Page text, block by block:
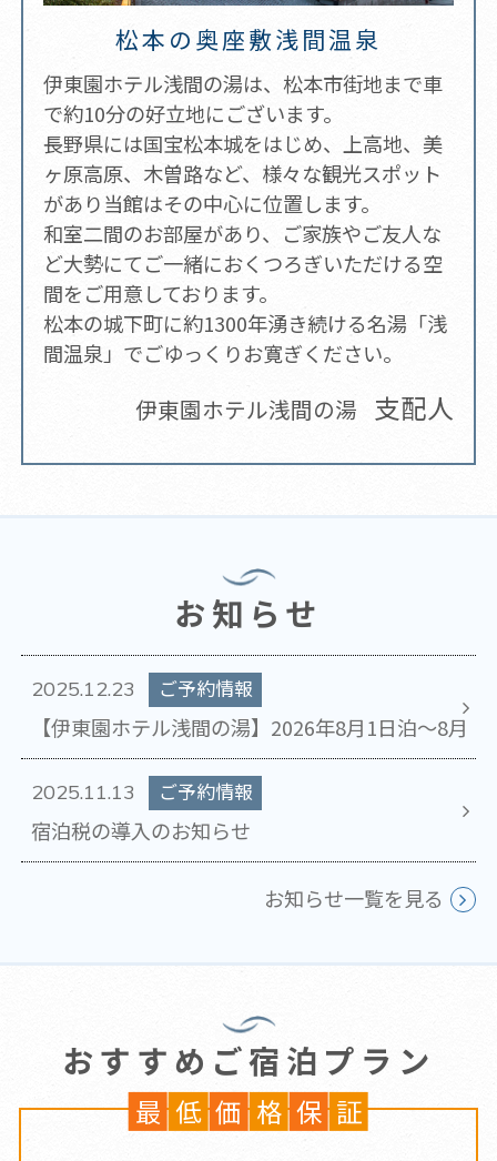
松本の奥座敷浅間温泉
伊東園ホテル浅間の湯は、松本市街地まで車
で約10分の好立地にございます。
長野県には国宝松本城をはじめ、上高地、美
ヶ原高原、木曽路など、様々な観光スポット
があり当館はその中心に位置します。
和室二間のお部屋があり、ご家族やご友人な
ど大勢にてご一緒におくつろぎいただける空
間をご用意しております。
松本の城下町に約1300年湧き続ける名湯「浅
間温泉」でごゆっくりお寛ぎください。
伊東園ホテル浅間の湯 支配人
お知らせ
2025.12.23 ご予約情報
【伊東園ホテル浅間の湯】2026年8月1日泊～8月
2025.11.13 ご予約情報
宿泊税の導入のお知らせ
お知らせ一覧を見る
おすすめご宿泊プラン
最 低 価 格 保 証